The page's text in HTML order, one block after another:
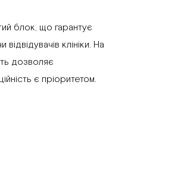
блок, що гарантує
клініки. На
дозволяє
є пріоритетом.